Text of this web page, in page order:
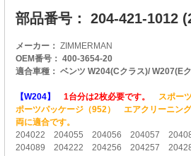
部品番号： 204-421-1012
メーカー： ZIMMERMAN
OEM番号： 400-3654-20
適合車種： ベンツ W204(Cクラス)/ W207(E
【W204】 1台分は2枚必要です。
スポー
ポーツパッケージ（952） エアクリーニン
両に適合です。
204022 204055 204056 204057
204089 204222 204256 204257